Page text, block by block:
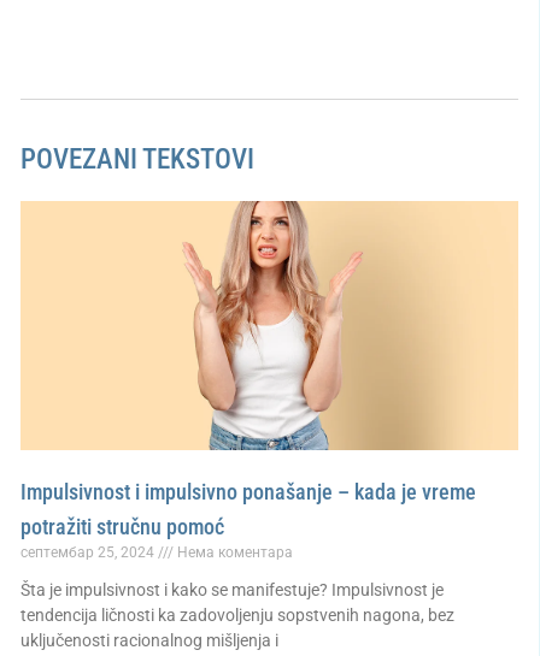
POVEZANI TEKSTOVI
Impulsivnost i impulsivno ponašanje – kada je vreme
potražiti stručnu pomoć
септембар 25, 2024 Нема коментара
Šta je impulsivnost i kako se manifestuje? Impulsivnost je
tendencija ličnosti ka zadovoljenju sopstvenih nagona, bez
uključenosti racionalnog mišljenja i